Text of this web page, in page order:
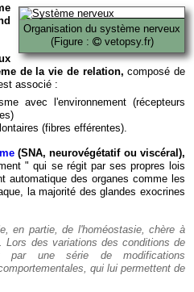
Organisation du système nerveux
(Figure :
vetopsy.fr)
de la vie de relation, composé de
associé :
avec l'environnement (récepteurs
(fibres efférentes).
(SNA, neurovégétatif ou viscéral),
" qui se régit par ses propres lois
automatique des organes comme les
la majorité des glandes exocrines
en partie, de l'homéostasie, chère à
. Lors des variations des conditions de
par une série de modifications
qui lui permettent de